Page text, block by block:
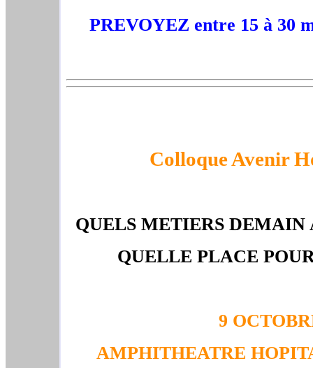
PREVOYEZ entre 15 à 30
Colloque Avenir
QUELS METIERS DEMAIN
QUELLE PLACE
9
AMPHITHEATRE